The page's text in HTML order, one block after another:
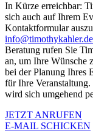
In Kürze erreichbar:
sich auch auf Ihrem
Kontaktformular
info@timothykahler.de
Beratung rufen Sie
an, um Ihre Wünsche
bei der Planung Ihres
für Ihre
wird sich umgehend
JETZT ANRUFEN
E-MAIL SCHICKEN